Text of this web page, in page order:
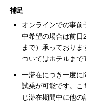
補足
オンラインでの事
中希望の場合は前
まで）承っており
ついてはホテルまで
一滞在につき一度
試乗が可能です。こ
じ滞在期間中に他の